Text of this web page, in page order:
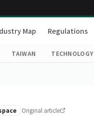
Map Regulations
TAIWAN TECHNOLOGY
Original article